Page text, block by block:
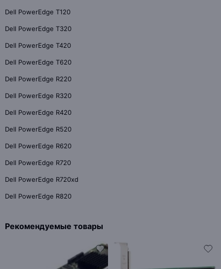
Dell PowerEdge T120
Dell PowerEdge T320
Dell PowerEdge T420
Dell PowerEdge T620
Dell PowerEdge R220
Dell PowerEdge R320
Dell PowerEdge R420
Dell PowerEdge R520
Dell PowerEdge R620
Dell PowerEdge R720
Dell PowerEdge R720xd
Dell PowerEdge R820
Рекомендуемые товары